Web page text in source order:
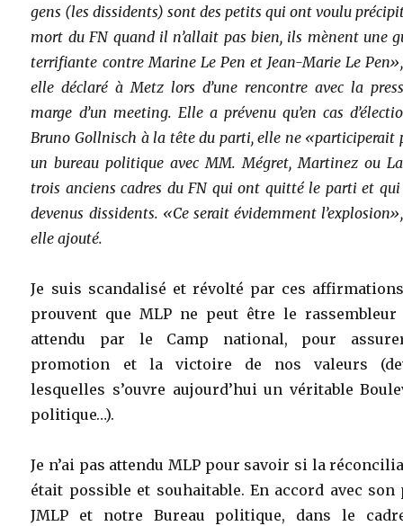
gens (les dissidents) sont des petits qui ont voulu
mort du FN quand il n’allait pas bien, ils mènent une
terrifiante contre Marine Le Pen et Jean-Marie Le
elle déclaré à Metz lors d’une rencontre avec la
marge d’un meeting. Elle a prévenu qu’en cas
Bruno Gollnisch à la tête du parti, elle ne «participerait
un bureau politique avec MM. Mégret, Martinez ou
trois anciens cadres du FN qui ont quitté le parti et
devenus dissidents. «Ce serait évidemment
elle ajouté.
Je suis scandalisé et révolté par ces
prouvent que MLP ne peut être le rassembleur
attendu par le Camp national, pour
promotion et la victoire de nos valeurs
lesquelles s’ouvre aujourd’hui un véritable
politique…).
Je n’ai pas attendu MLP pour savoir si la
était possible et souhaitable. En accord avec son
JMLP et notre Bureau politique, dans le